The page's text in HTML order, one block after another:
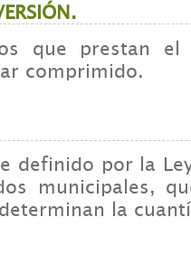
que prestan
comprimido.
definido por la
municipales,
la